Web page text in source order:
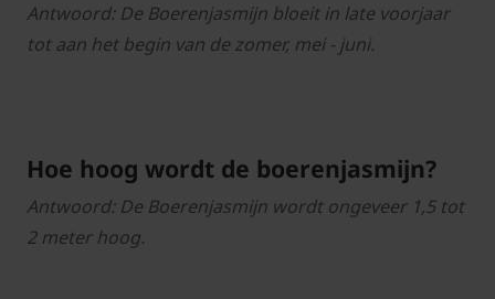
Antwoord: De Boerenjasmijn bloeit in late voorjaar
tot aan het begin van de zomer, mei - juni.
Hoe hoog wordt de boerenjasmijn?
Antwoord: De Boerenjasmijn wordt ongeveer 1,5 tot
2 meter hoog.